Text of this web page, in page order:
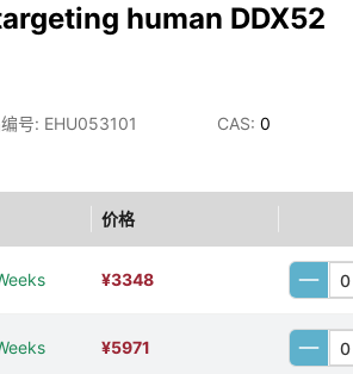
human DDX52
号: EHU053101 CAS: 0
价格
¥3348
¥5971